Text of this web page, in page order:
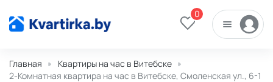
0
Главная
Квартиры на час в Витебске
2-Комнатная квартира на час в Витебске, Смоленская ул., 6-1